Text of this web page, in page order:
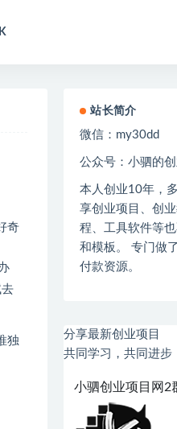
奇
独
站长简介
微信： my30dd
公众号：小驷的创
本人创业10年，
享创业项目、创
程、工具软件等
和模板。 专门做
付款资源。
分享最新创业项目
共同学习，共同进步
小驷创业项目网2